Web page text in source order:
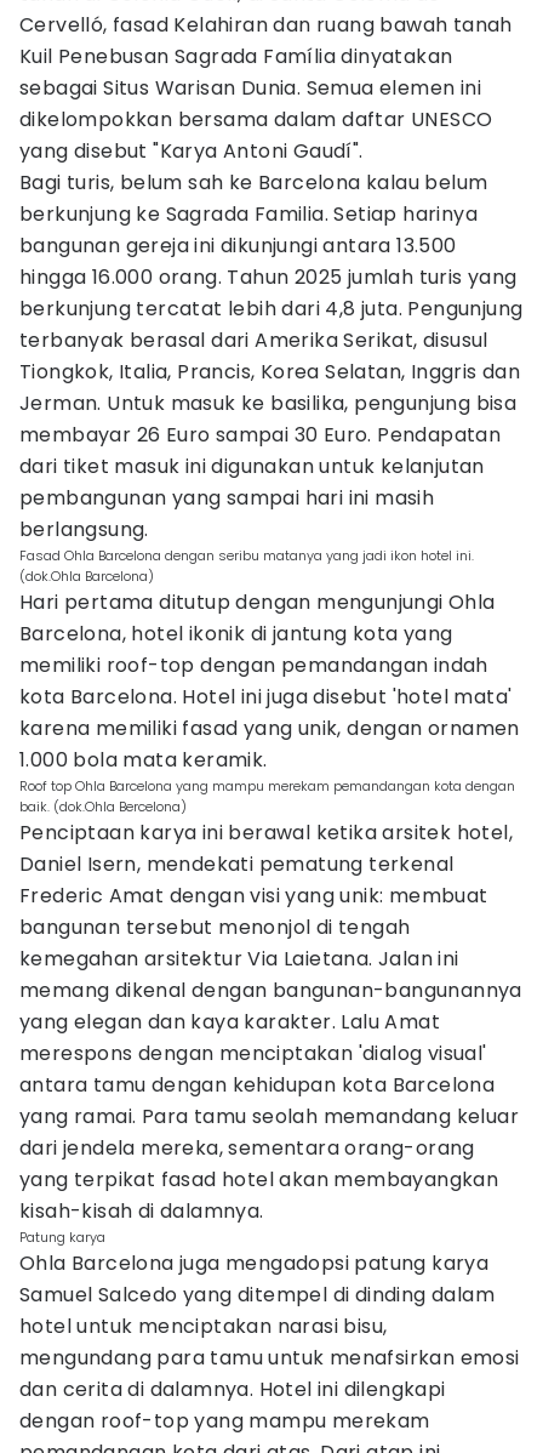
Cervelló, fasad Kelahiran dan ruang bawah tanah
Kuil Penebusan Sagrada Família dinyatakan
sebagai Situs Warisan Dunia. Semua elemen ini
dikelompokkan bersama dalam daftar UNESCO
yang disebut "Karya Antoni Gaudí".
Bagi turis, belum sah ke Barcelona kalau belum
berkunjung ke Sagrada Familia. Setiap harinya
bangunan gereja ini dikunjungi antara 13.500
hingga 16.000 orang. Tahun 2025 jumlah turis yang
berkunjung tercatat lebih dari 4,8 juta. Pengunjung
terbanyak berasal dari Amerika Serikat, disusul
Tiongkok, Italia, Prancis, Korea Selatan, Inggris dan
Jerman. Untuk masuk ke basilika, pengunjung bisa
membayar 26 Euro sampai 30 Euro. Pendapatan
dari tiket masuk ini digunakan untuk kelanjutan
pembangunan yang sampai hari ini masih
berlangsung.
Fasad Ohla Barcelona dengan seribu matanya yang jadi ikon hotel ini.
(dok.Ohla Barcelona)
Hari pertama ditutup dengan mengunjungi Ohla
Barcelona, hotel ikonik di jantung kota yang
memiliki roof-top dengan pemandangan indah
kota Barcelona. Hotel ini juga disebut 'hotel mata'
karena memiliki fasad yang unik, dengan ornamen
1.000 bola mata keramik.
Roof top Ohla Barcelona yang mampu merekam pemandangan kota dengan
baik. (dok.Ohla Bercelona)
Penciptaan karya ini berawal ketika arsitek hotel,
Daniel Isern, mendekati pematung terkenal
Frederic Amat dengan visi yang unik: membuat
bangunan tersebut menonjol di tengah
kemegahan arsitektur Via Laietana. Jalan ini
memang dikenal dengan bangunan-bangunannya
yang elegan dan kaya karakter. Lalu Amat
merespons dengan menciptakan 'dialog visual'
antara tamu dengan kehidupan kota Barcelona
yang ramai. Para tamu seolah memandang keluar
dari jendela mereka, sementara orang-orang
yang terpikat fasad hotel akan membayangkan
kisah-kisah di dalamnya.
Patung karya
Ohla Barcelona juga mengadopsi patung karya
Samuel Salcedo yang ditempel di dinding dalam
hotel untuk menciptakan narasi bisu,
mengundang para tamu untuk menafsirkan emosi
dan cerita di dalamnya. Hotel ini dilengkapi
dengan roof-top yang mampu merekam